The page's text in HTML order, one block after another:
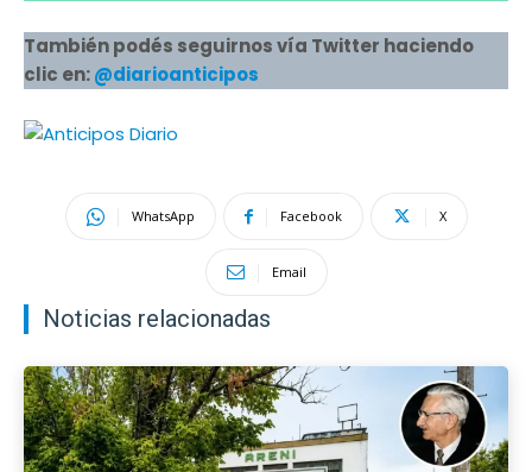
También podés seguirnos vía Twitter haciendo
clic en:@diarioanticipos
WhatsApp Facebook X
Email
Noticias relacionadas